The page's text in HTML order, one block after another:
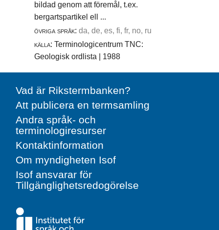
bildad genom att föremål, t.ex.
bergartspartikel ell ...
övriga språk: da, de, es, fi, fr, no, ru
källa: Terminologicentrum TNC:
Geologisk ordlista | 1988
Vad är Rikstermbanken?
Att publicera en termsamling
Andra språk- och
terminologiresurser
Kontaktinformation
Om myndigheten Isof
Isof ansvarar för
Tillgänglighetsredogörelse